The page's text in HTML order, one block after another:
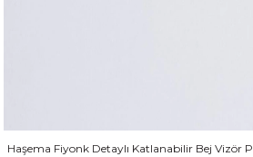
Haşema Fiyonk Detaylı Katlanabilir Bej Vizör